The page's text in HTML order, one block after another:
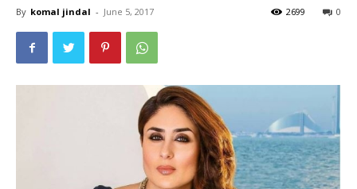
By komal jindal - June 5, 2017 0
2699